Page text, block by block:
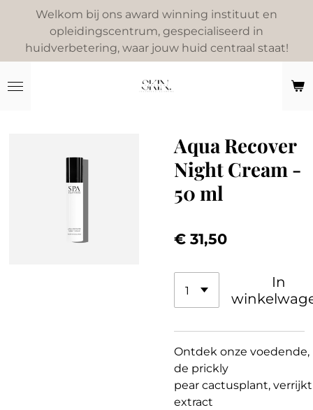
naar
de
hoofdinhoud
Welkom bij ons award winning instituut en
opleidingscentrum, gespecialiseerd in
huidverbetering, waar jouw huid centraal staat!
Aqua Recover
Night Cream -
50 ml
€ 31,50
In
Ontdek onze voedende,
de prickly
pear cactusplant, verrijkt
extract